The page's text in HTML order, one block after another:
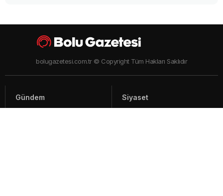
bolugazetesi.com.tr © Copyright Tüm Hakları Saklıdır
Gündem Siyaset